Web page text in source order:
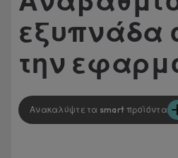
εξυπνάδα
την
Ανακαλύψτε τα smart προϊόντα